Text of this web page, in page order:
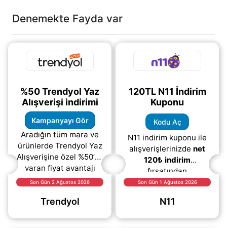
Denemekte Fayda var
%50 Trendyol Yaz
Alışverişi indirimi
Kampanyayı Gör
Aradığın tüm mara ve
ürünlerde Trendyol Yaz
Alışverişine özel %50’ye
varan fiyat avantajı
sizleri bekliyor.
Son Gün 2 Ağustos 2026
Trendyol
120TL N11 İndirim
Kuponu
Kodu Aç
N11 indirim kuponu ile
alışverişlerinizde net
120₺ indirim
fırsatından
yararlanabilirsiniz.
ev yaşam ürünlerinden
Son Gün 1 Ağustos 2026
N11